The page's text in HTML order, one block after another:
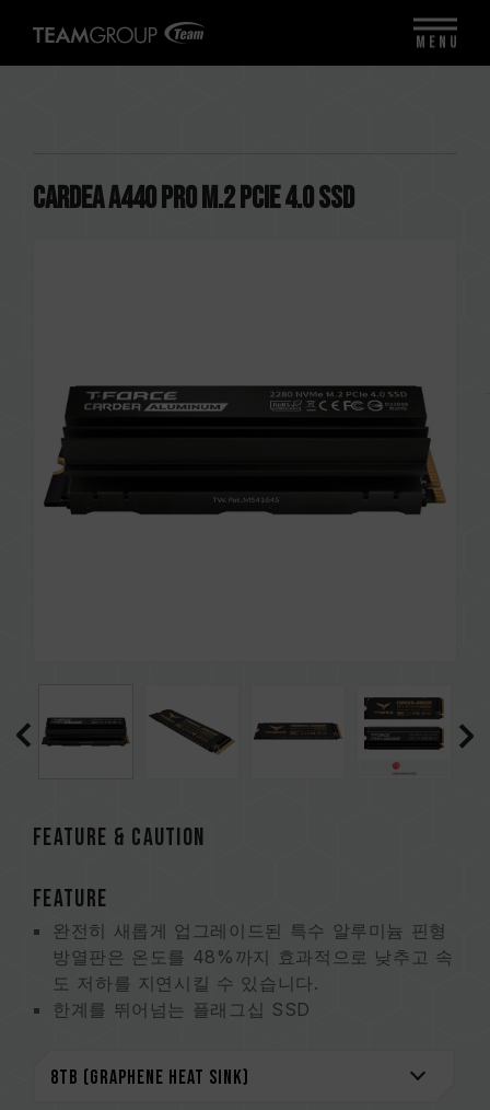
CARDEA A440 PRO M.2 PCIe 4.0 SSD
FEATURE & CAUTION
FEATURE
완전히 새롭게 업그레이드된 특수 알루미늄 핀형
방열판은 온도를 48%까지 효과적으로 낮추고 속
도 저하를 지연시킬 수 있습니다.
한계를 뛰어넘는 플래그십 SSD
지
MENU